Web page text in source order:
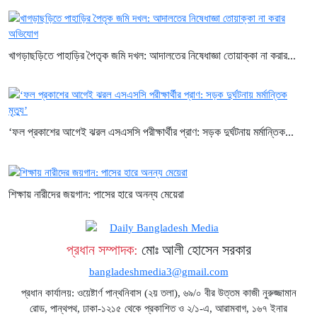
খাগড়াছড়িতে পাহাড়ির পৈতৃক জমি দখল: আদালতের নিষেধাজ্ঞা তোয়াক্কা না করার...
‘ফল প্রকাশের আগেই ঝরল এসএসসি পরীক্ষার্থীর প্রাণ: সড়ক দুর্ঘটনায় মর্মান্তিক...
শিক্ষায় নারীদের জয়গান: পাসের হারে অনন্য মেয়েরা
প্রধান সম্পাদক: মোঃ আলী হোসেন সরকার
bangladeshmedia3@gmail.com
প্রধান কার্যালয়: ওয়েষ্টার্ণ পান্থনিবাস (২য় তলা), ৬৯/০ বীর উত্তম কাজী নুরুজ্জামান
রোড, পান্থপথ, ঢাকা-১২১৫ থেকে প্রকাশিত ও ২/১-এ, আরামবাগ, ১৬৭ ইনার